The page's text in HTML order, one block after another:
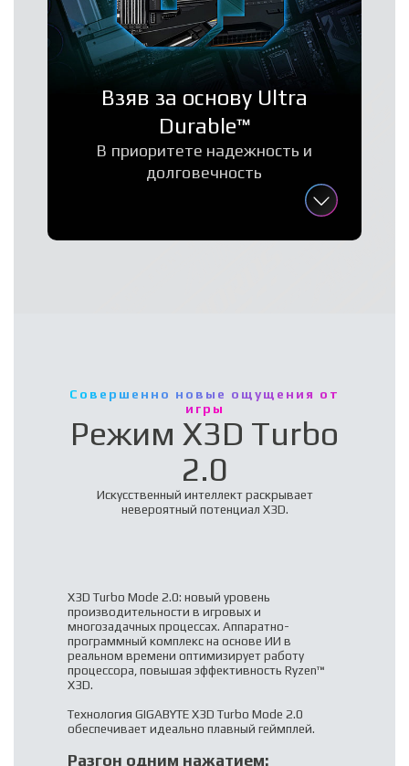
Взяв за основу Ultra
Durable™
В приоритете надежность и
долговечность
Совершенно новые ощущения от
игры
Режим X3D Turbo
2.0
Искусственный интеллект раскрывает
невероятный потенциал X3D.
X3D Turbo Mode 2.0: новый уровень
производительности в игровых и
многозадачных процессах. Аппаратно-
программный комплекс на основе ИИ в
реальном времени оптимизирует работу
процессора, повышая эффективность Ryzen™
X3D.
Технология GIGABYTE X3D Turbo Mode 2.0
обеспечивает идеально плавный геймплей.
Разгон одним нажатием: